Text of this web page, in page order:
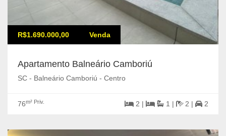
R$1.690.000,00 Venda
Apartamento Balneário Camboriú
SC - Balneário Camboriú - Centro
76m² Priv. 2 | 1 | 2 | 2